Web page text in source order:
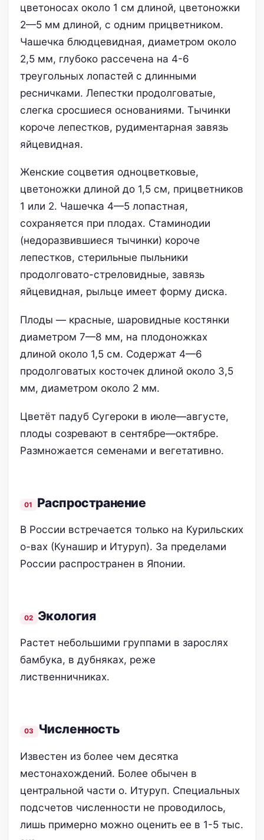
цветоносах около 1 см длиной, цветоножки
2—5 мм длиной, с одним прицветником.
Чашечка блюдцевидная, диаметром около
2,5 мм, глубоко рассечена на 4-6
треугольных лопастей с длинными
ресничками. Лепестки продолговатые,
слегка сросшиеся основаниями. Тычинки
короче лепестков, рудиментарная завязь
яйцевидная.
Женские соцветия одноцветковые,
цветоножки длиной до 1,5 см, прицветников
1 или 2. Чашечка 4—5 лопастная,
сохраняется при плодах. Стаминодии
(недоразвившиеся тычинки) короче
лепестков, стерильные пыльники
продолговато-стреловидные, завязь
яйцевидная, рыльце имеет форму диска.
Плоды — красные, шаровидные костянки
диаметром 7—8 мм, на плодоножках
длиной около 1,5 см. Содержат 4—6
продолговатых косточек длиной около 3,5
мм, диаметром около 2 мм.
Цветёт падуб Сугероки в июле—августе,
плоды созревают в сентябре—октябре.
Размножается семенами и вегетативно.
Распространение
В России встречается только на Курильских
о-вах (Кунашир и Итуруп). За пределами
России распространен в Японии.
Экология
Растет небольшими группами в зарослях
бамбука, в дубняках, реже
лиственничниках.
Численность
Известен из более чем десятка
местонахождений. Более обычен в
центральной части о. Итуруп. Специальных
подсчетов численности не проводилось,
лишь примерно можно оценить ее в 1-5 тыс.